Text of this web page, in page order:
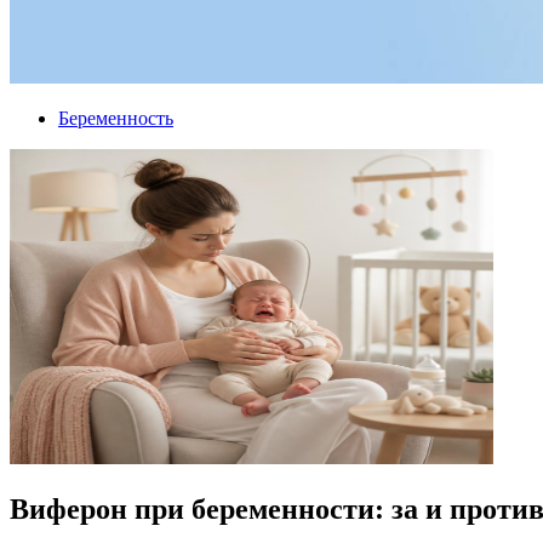
Беременность
Виферон при беременности: за и против